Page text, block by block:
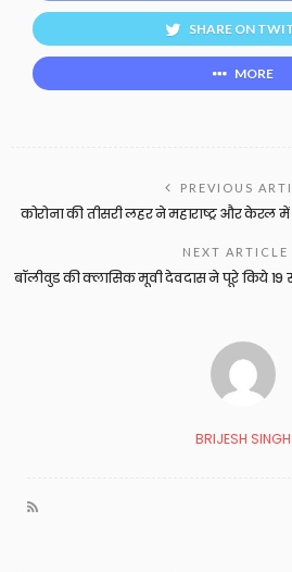
SHARE ON
MORE
PREVIOUS
कोरोना की तीसरी लहर ने महाराष्ट्र और
NEXT ARTICLE
बॉलीवुड की क्लासिक मूवी देवदास ने पूरे किये
BRIJESH SINGH